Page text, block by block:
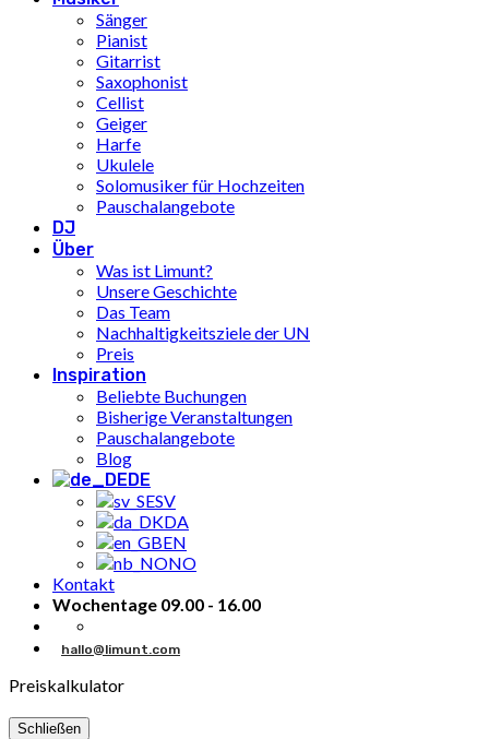
Sänger
Pianist
Gitarrist
Saxophonist
Cellist
Geiger
Harfe
Ukulele
Solomusiker für Hochzeiten
Pauschalangebote
DJ
Über
Was ist Limunt?
Unsere Geschichte
Das Team
Nachhaltigkeitsziele der UN
Preis
Inspiration
Beliebte Buchungen
Bisherige Veranstaltungen
Pauschalangebote
Blog
DE
SV
DA
EN
NO
Kontakt
Wochentage 09.00 - 16.00
hallo@limunt.com
Preiskalkulator
Schließen